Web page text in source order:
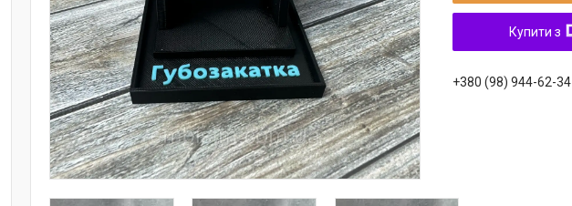
Купити з
+380 (98) 944-62-34